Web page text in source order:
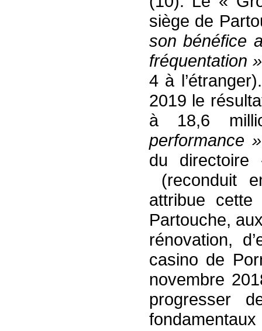
siège de
son bénéfice
fréquentation
4 à
2019 le
à 18,6
performance
du directoire
(reconduit
attribue
Partouche,
rénovation,
casino de
novembre
progresser